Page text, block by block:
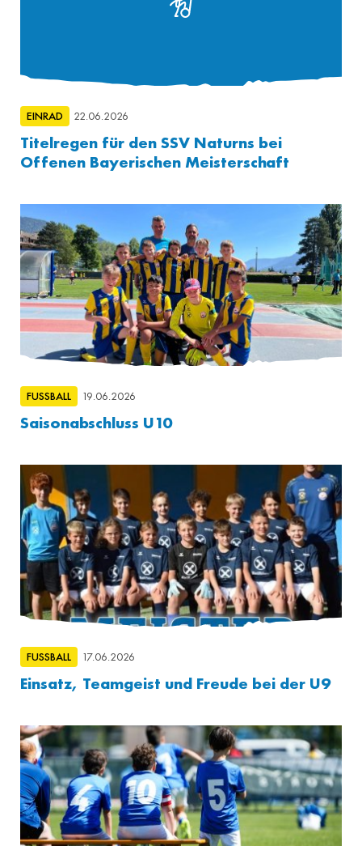
EINRAD 22.06.2026
Titelregen für den SSV Naturns bei
Offenen Bayerischen Meisterschaft
FUSSBALL 19.06.2026
Saisonabschluss U10
FUSSBALL 17.06.2026
Einsatz, Teamgeist und Freude bei der U9